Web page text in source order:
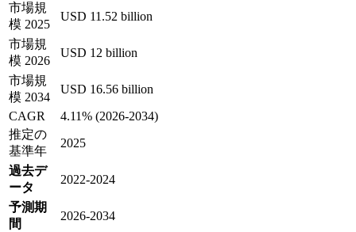
市場規
模 2025
USD 11.52 billion
市場規
模 2026
USD 12 billion
市場規
模 2034
USD 16.56 billion
CAGR
4.11% (2026-2034)
推定の
基準年
2025
過去デ
ータ
2022-2024
予測期
間
2026-2034